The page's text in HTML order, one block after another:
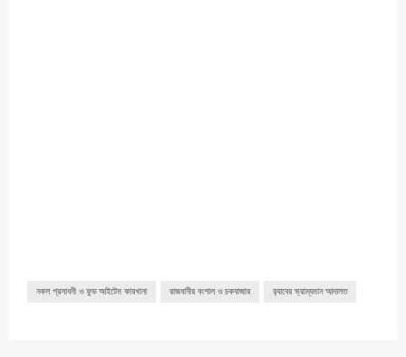
নকল প্রসাধনী ও ফুড আইটেম কারখানা রাজধানীর বংশাল ও চকবাজার র‌্যাবের ভ্রাম্যমান আদালত